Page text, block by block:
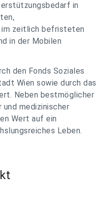
in
im zeitlich befristeten
in der Mobilen
den Fonds Soziales
Wien sowie durch das
Neben bestmöglicher
medizinischer
Wert auf ein
Leben.